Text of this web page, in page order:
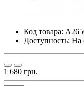
Код товара:
Доступность: На
1 680 грн.